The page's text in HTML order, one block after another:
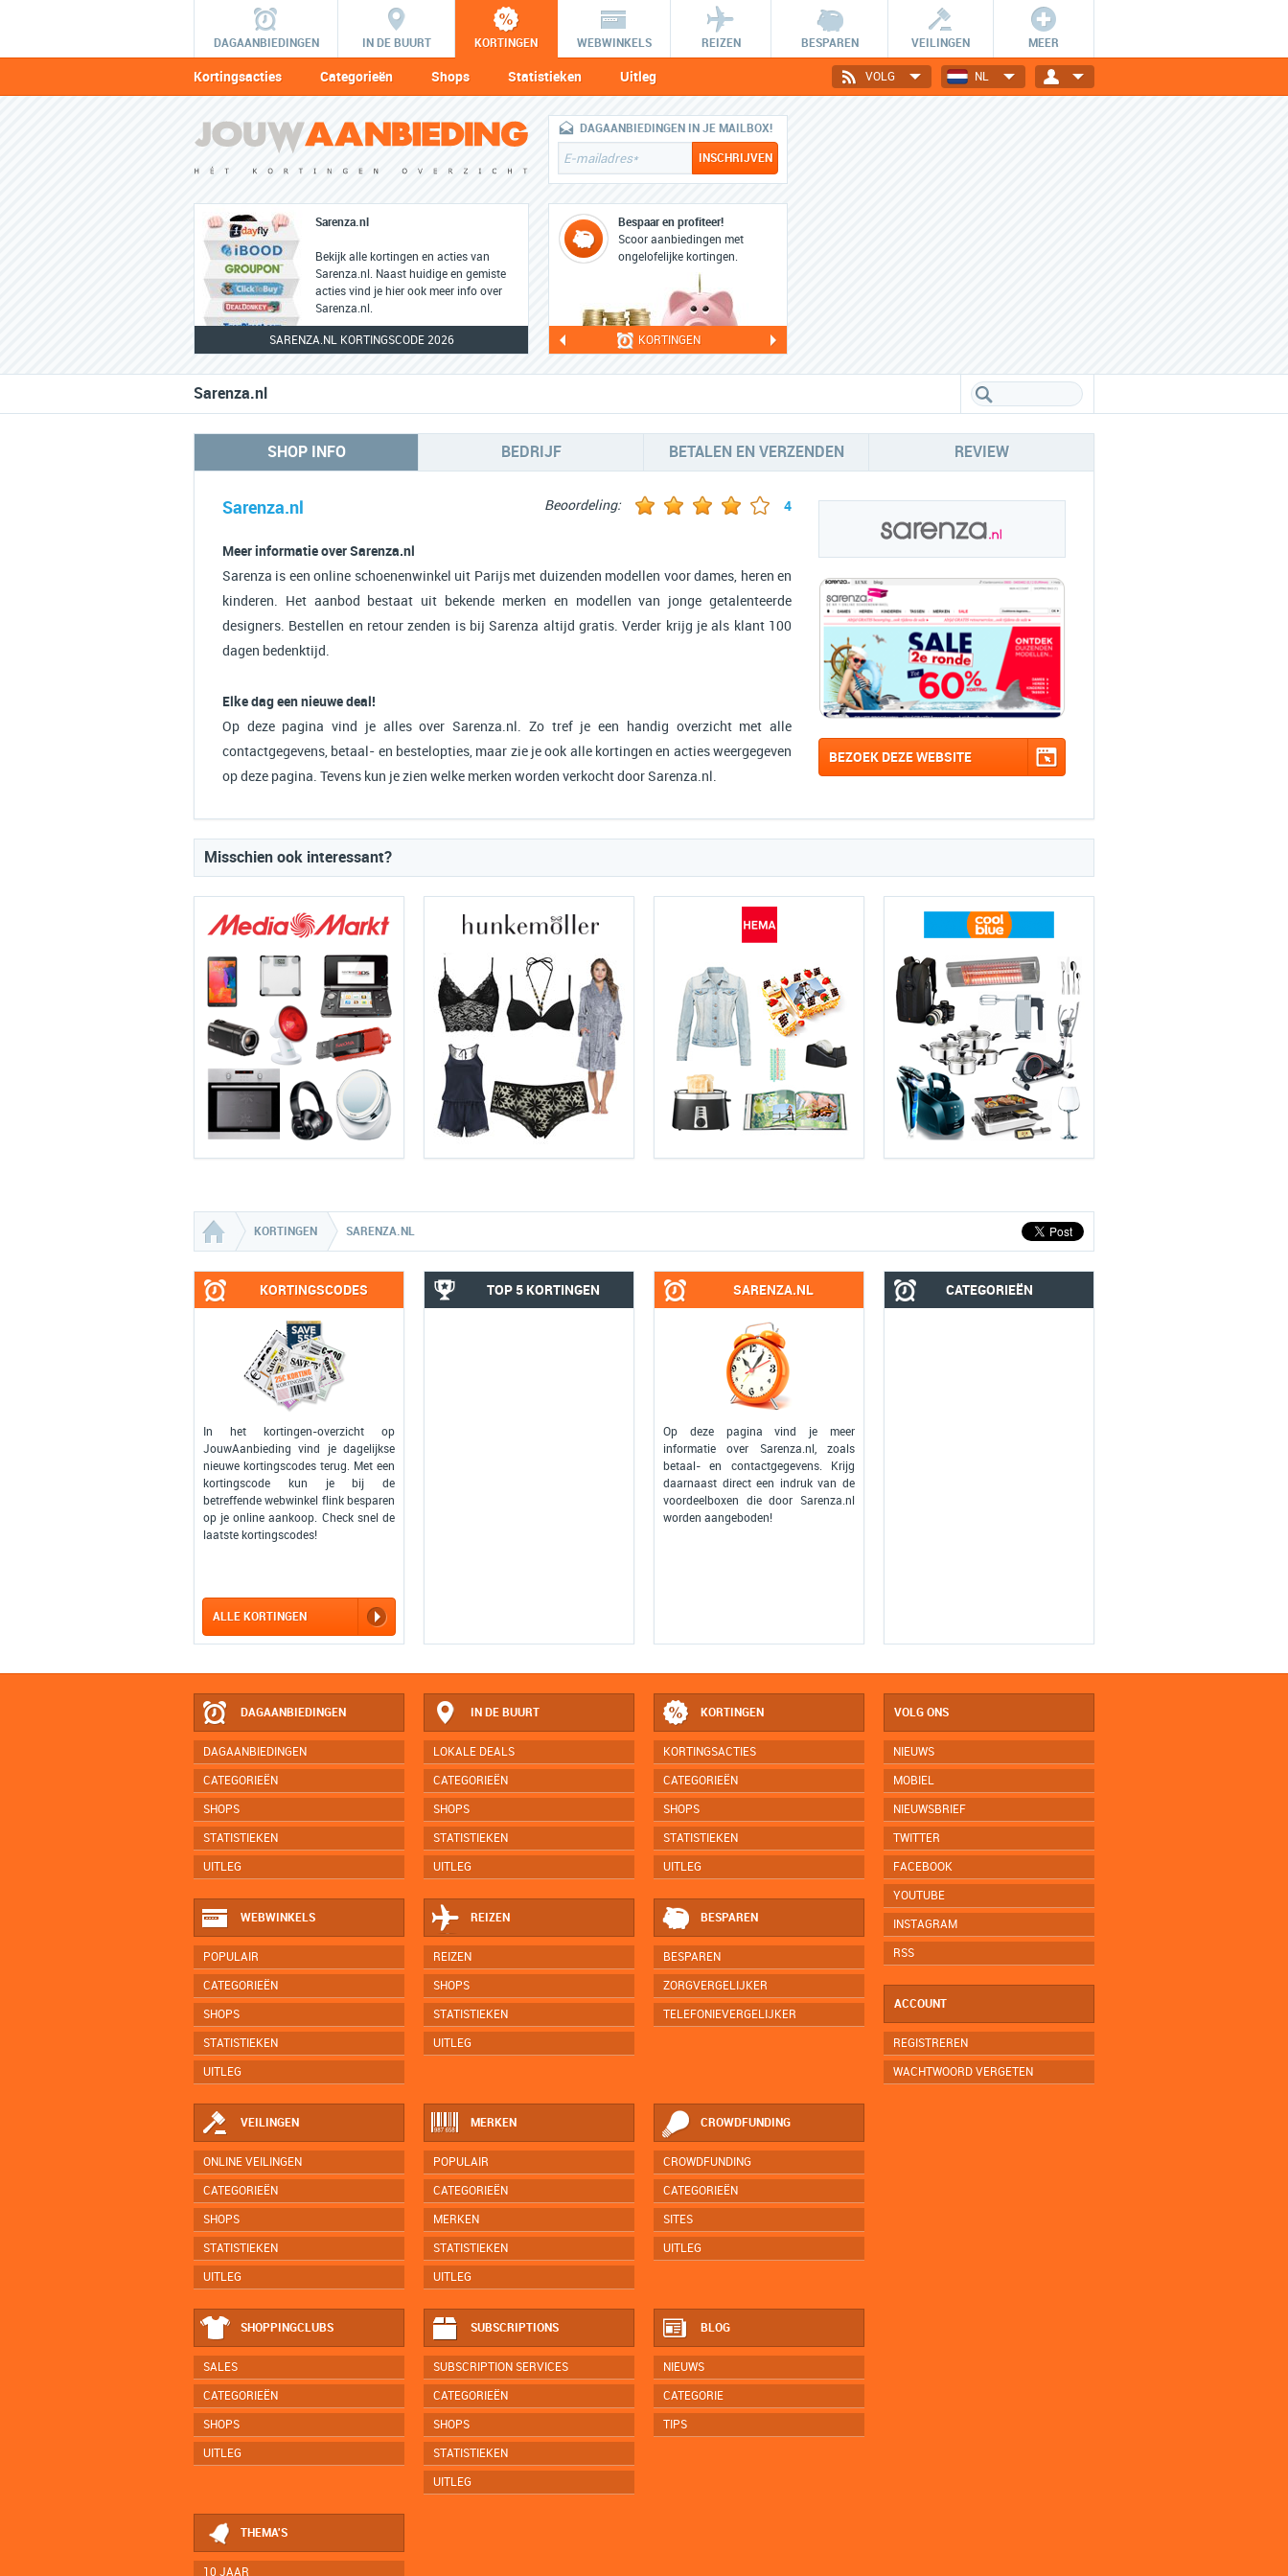
DAGAANBIEDINGEN IN DE BUURT KORTINGEN WEBWINKELS REIZEN BESPAREN VEILINGEN MEER
Kortingsacties Categorieën Shops Statistieken Uitleg NL
VOLG
Sarenza.nl
Bekijk alle kortingen en acties van
Sarenza.nl. Naast huidige en gemiste
acties vind je hier ook meer info over
Sarenza.nl.
SARENZA.NL KORTINGSCODE 2026
DAGAANBIEDINGEN IN JE MAILBOX!
Bespaar en profiteer!
Scoor aanbiedingen met
ongelofelijke kortingen.
KORTINGEN
Sarenza.nl
SHOP INFO BEDRIJF BETALEN EN VERZENDEN REVIEW
Sarenza.nl Beoordeling: 4
Meer informatie over Sarenza.nl
Sarenza is een online schoenenwinkel uit Parijs met duizenden modellen voor dames, heren en
kinderen. Het aanbod bestaat uit bekende merken en modellen van jonge getalenteerde
designers. Bestellen en retour zenden is bij Sarenza altijd gratis. Verder krijg je als klant 100
dagen bedenktijd.
Elke dag een nieuwe deal!
Op deze pagina vind je alles over Sarenza.nl. Zo tref je een handig overzicht met alle
contactgegevens, betaal- en bestelopties, maar zie je ook alle kortingen en acties weergegeven
op deze pagina. Tevens kun je zien welke merken worden verkocht door Sarenza.nl.
BEZOEK DEZE WEBSITE
Misschien ook interessant?
KORTINGEN SARENZA.NL
KORTINGSCODES
In het kortingen-overzicht op
JouwAanbieding vind je dagelijkse
nieuwe kortingscodes terug. Met een
kortingscode kun je bij de
betreffende webwinkel flink besparen
op je online aankoop. Check snel de
laatste kortingscodes!
ALLE KORTINGEN
TOP 5 KORTINGEN SARENZA.NL
Op deze pagina vind je meer
informatie over Sarenza.nl, zoals
betaal- en contactgegevens. Krijg
daarnaast direct een indruk van de
voordeelboxen die door Sarenza.nl
worden aangeboden!
CATEGORIEËN
DAGAANBIEDINGEN
DAGAANBIEDINGEN
CATEGORIEËN
SHOPS
STATISTIEKEN
UITLEG
IN DE BUURT
LOKALE DEALS
CATEGORIEËN
SHOPS
STATISTIEKEN
UITLEG
KORTINGEN
KORTINGSACTIES
CATEGORIEËN
SHOPS
STATISTIEKEN
UITLEG
WEBWINKELS
POPULAIR
CATEGORIEËN
SHOPS
STATISTIEKEN
UITLEG
REIZEN
REIZEN
SHOPS
STATISTIEKEN
UITLEG
BESPAREN
BESPAREN
ZORGVERGELIJKER
TELEFONIEVERGELIJKER
VEILINGEN
ONLINE VEILINGEN
CATEGORIEËN
SHOPS
STATISTIEKEN
UITLEG
MERKEN
POPULAIR
CATEGORIEËN
MERKEN
STATISTIEKEN
UITLEG
CROWDFUNDING
CROWDFUNDING
CATEGORIEËN
SITES
UITLEG
SHOPPINGCLUBS
SALES
CATEGORIEËN
SHOPS
UITLEG
SUBSCRIPTIONS
SUBSCRIPTION SERVICES
CATEGORIEËN
SHOPS
STATISTIEKEN
UITLEG
BLOG
NIEUWS
CATEGORIE
TIPS
THEMA'S
10 JAAR
VOLG ONS
NIEUWS
MOBIEL
NIEUWSBRIEF
TWITTER
FACEBOOK
YOUTUBE
INSTAGRAM
RSS
ACCOUNT
REGISTREREN
WACHTWOORD VERGETEN